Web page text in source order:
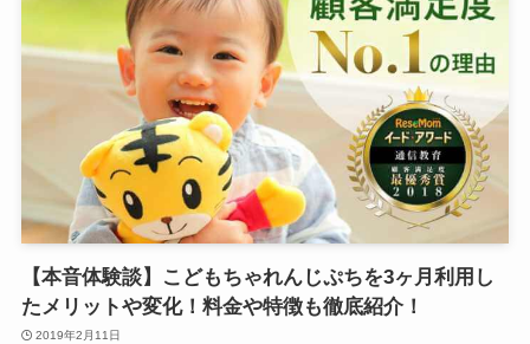
【本音体験談】こどもちゃれんじぷちを3ヶ月利用し
たメリットや変化！料金や特徴も徹底紹介！
2019年2月11日